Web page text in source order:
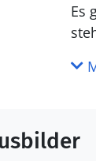
Es gibt